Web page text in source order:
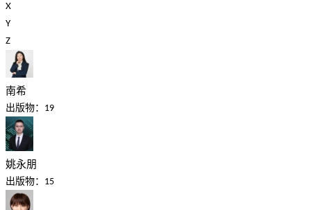
X
Y
Z
南希
出版物：19
姚永朋
出版物：15